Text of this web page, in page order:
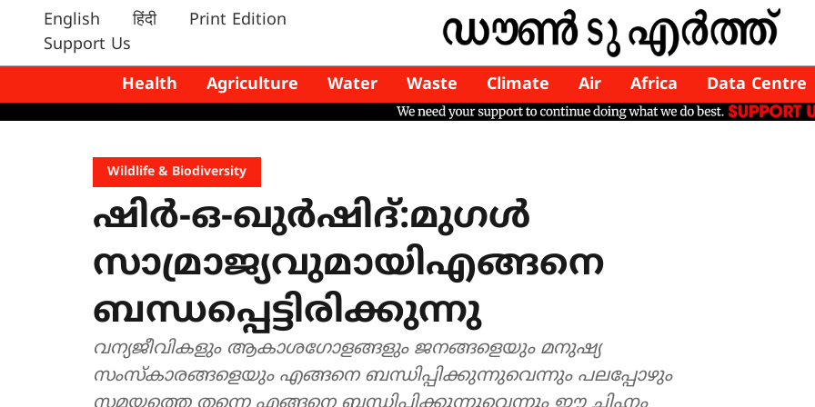
English हिंदी
Print Edition
Support Us
Health
Agriculture Water Waste Climate Air Africa Data Centre
Wildlife & Biodiversity
ഷിർ-ഒ-ഖുർഷിദ്:മുഗൾ
സാമ്രാജ്യവുമായിഎങ്ങനെ
ബന്ധപ്പെട്ടിരിക്കുന്നു
വന്യജീവികളും ആകാശഗോളങ്ങളും ജനങ്ങളെയും മനുഷ്യ
സംസ്കാരങ്ങളെയും എങ്ങനെ ബന്ധിപ്പിക്കുന്നുവെന്നും പലപ്പോഴും